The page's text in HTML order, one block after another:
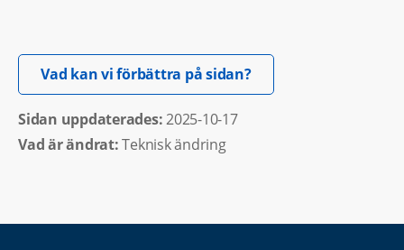
Vad kan vi förbättra på sidan?Öppnas i nytt fönster.
Sidan uppdaterades: 2025-10-17
Vad är ändrat:Teknisk ändring